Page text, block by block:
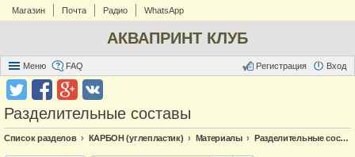
Магазин Почта Радио WhatsApp
АКВАПРИНТ КЛУБ
Меню FAQ Вход
Регистрация
Разделительные составы
Список разделов КАРБОН (углепластик) Материалы Разделительные составы